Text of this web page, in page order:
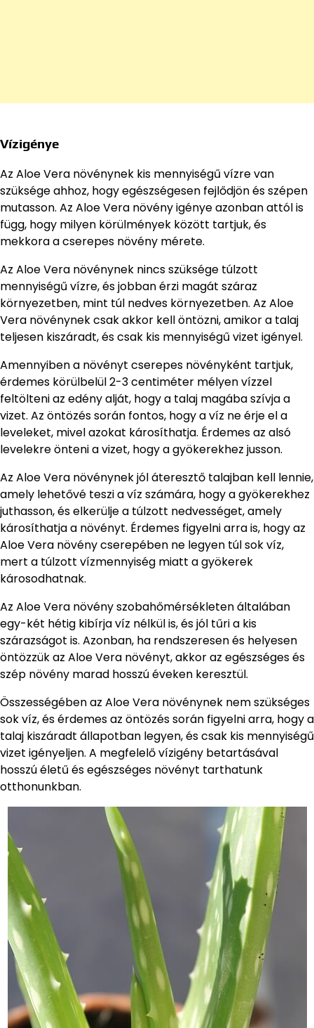
Vízigénye
Az Aloe Vera növénynek kis mennyiségű vízre van
szüksége ahhoz, hogy egészségesen fejlődjön és szépen
mutasson. Az Aloe Vera növény igénye azonban attól is
függ, hogy milyen körülmények között tartjuk, és
mekkora a cserepes növény mérete.
Az Aloe Vera növénynek nincs szüksége túlzott
mennyiségű vízre, és jobban érzi magát száraz
környezetben, mint túl nedves környezetben. Az Aloe
Vera növénynek csak akkor kell öntözni, amikor a talaj
teljesen kiszáradt, és csak kis mennyiségű vizet igényel.
Amennyiben a növényt cserepes növényként tartjuk,
érdemes körülbelül 2-3 centiméter mélyen vízzel
feltölteni az edény alját, hogy a talaj magába szívja a
vizet. Az öntözés során fontos, hogy a víz ne érje el a
leveleket, mivel azokat károsíthatja. Érdemes az alsó
levelekre önteni a vizet, hogy a gyökerekhez jusson.
Az Aloe Vera növénynek jól áteresztő talajban kell lennie,
amely lehetővé teszi a víz számára, hogy a gyökerekhez
juthasson, és elkerülje a túlzott nedvességet, amely
károsíthatja a növényt. Érdemes figyelni arra is, hogy az
Aloe Vera növény cserepében ne legyen túl sok víz,
mert a túlzott vízmennyiség miatt a gyökerek
károsodhatnak.
Az Aloe Vera növény szobahőmérsékleten általában
egy-két hétig kibírja víz nélkül is, és jól tűri a kis
szárazságot is. Azonban, ha rendszeresen és helyesen
öntözzük az Aloe Vera növényt, akkor az egészséges és
szép növény marad hosszú éveken keresztül.
Összességében az Aloe Vera növénynek nem szükséges
sok víz, és érdemes az öntözés során figyelni arra, hogy a
talaj kiszáradt állapotban legyen, és csak kis mennyiségű
vizet igényeljen. A megfelelő vízigény betartásával
hosszú életű és egészséges növényt tarthatunk
otthonunkban.